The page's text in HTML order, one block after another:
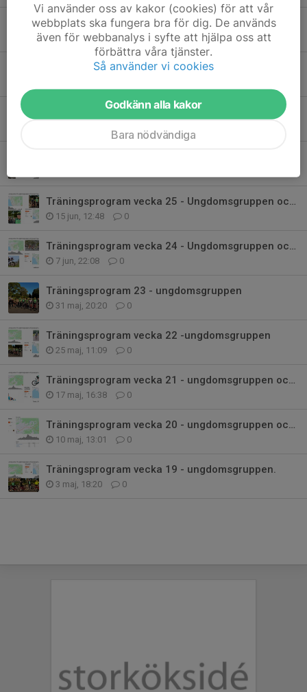
13 jul, 17:00 1
Träningsprogram vecka 25 - Ungdomsgruppen och Grupp (D) gul
15 jun, 12:48 0
Träningsprogram vecka 24 - Ungdomsgruppen och grupp D (gul)
7 jun, 22:08 0
Träningsprogram 23 - ungdomsgruppen
31 maj, 20:20 0
Träningsprogram vecka 22 -ungdomsgruppen
25 maj, 11:09 0
Träningsprogram vecka 21 - ungdomsgruppen och grupp gul (D)
17 maj, 16:38 0
Träningsprogram vecka 20 - ungdomsgruppen och Grupp gul (D)
10 maj, 13:01 0
Träningsprogram vecka 19 - ungdomsgruppen.
3 maj, 18:20 0
Vi använder oss av kakor (cookies) för att vår
webbplats ska fungera bra för dig. De används
även för webbanalys i syfte att hjälpa oss att
förbättra våra tjänster.
Så använder vi cookies
Godkänn alla kakor
Bara nödvändiga